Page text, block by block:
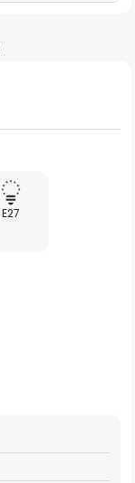
E27